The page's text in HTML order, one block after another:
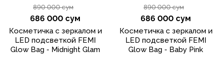
890 000 сум
686 000 сум
Косметичка с зеркалом и
LED подсветкой FEMI
Glow Bag - Midnight Glam
890 000 сум
686 000 сум
Косметичка с зеркалом и
LED подсветкой FEMI
Glow Bag - Baby Pink